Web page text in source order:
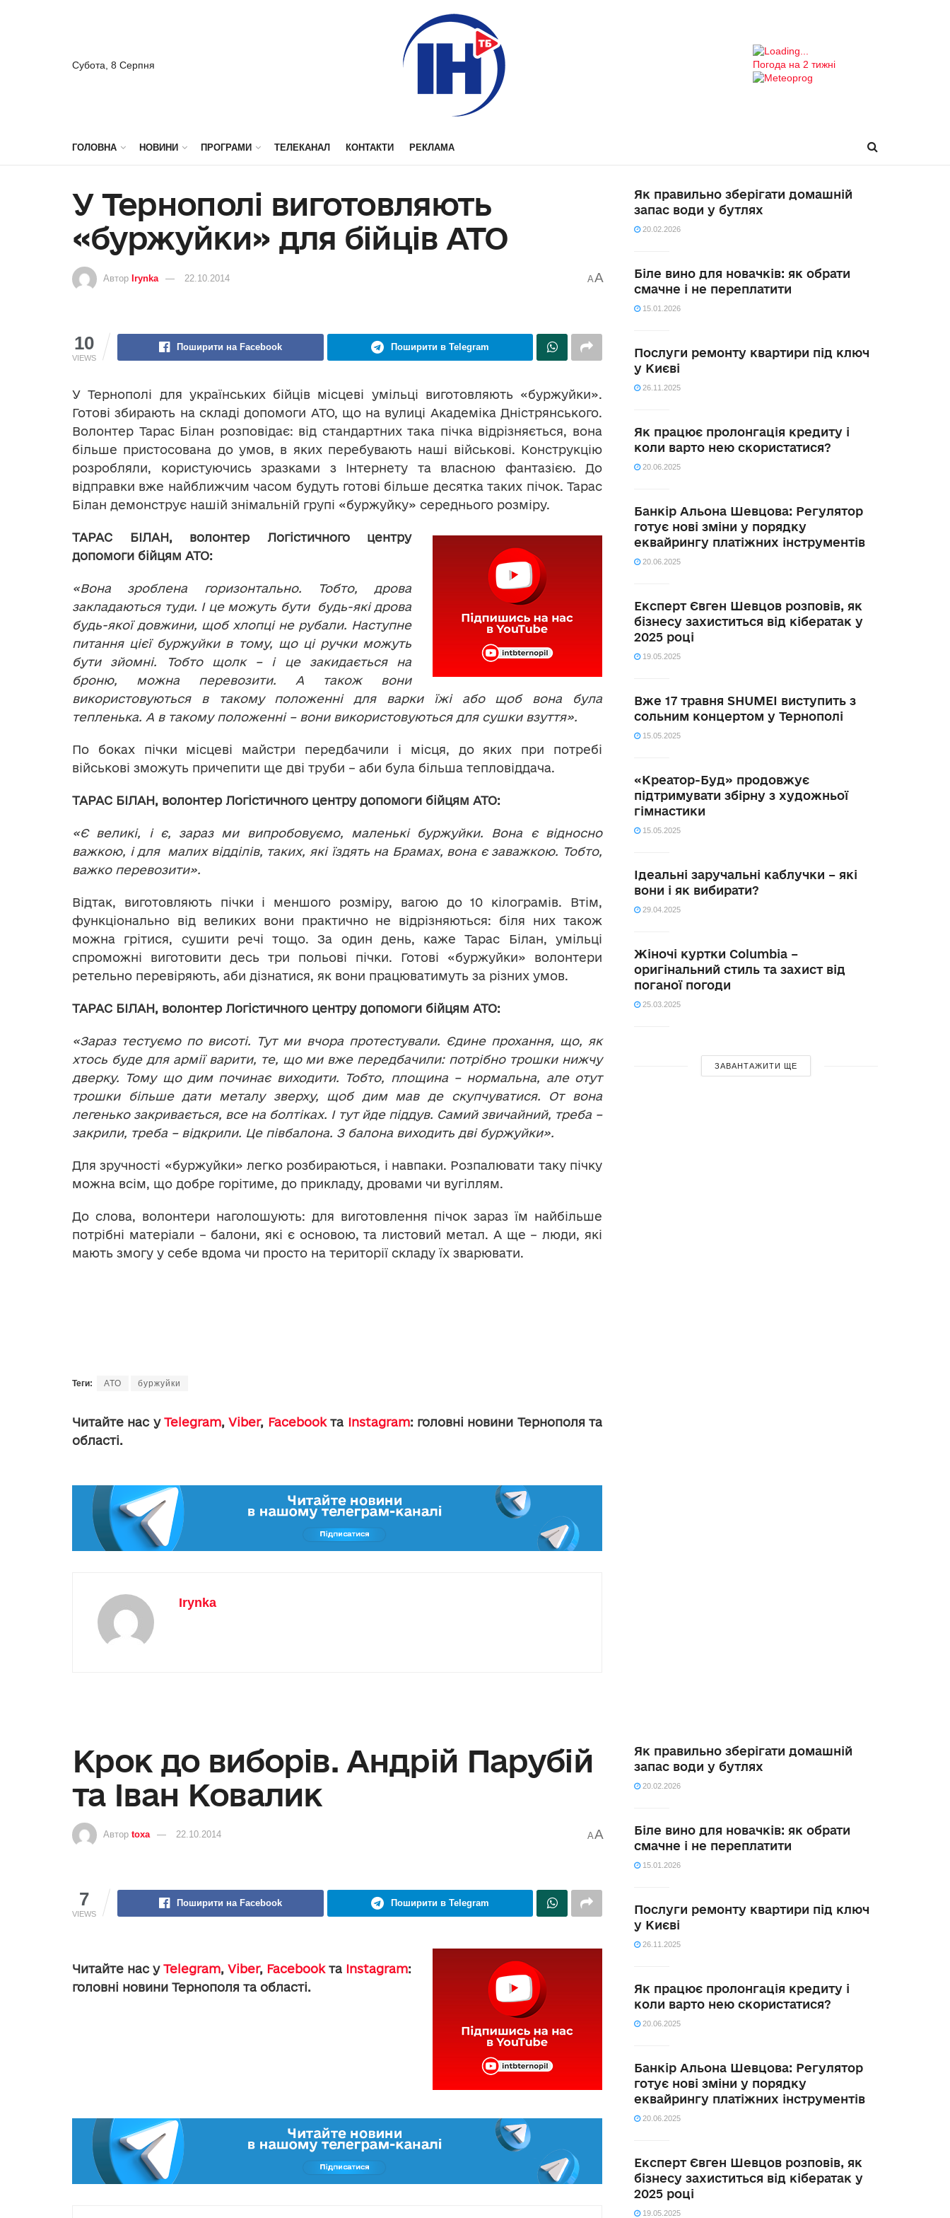
Субота, 8 Серпня Погода на 2 тижні
ГОЛОВНА НОВИНИ ПРОГРАМИ ТЕЛЕКАНАЛ КОНТАКТИ РЕКЛАМА
У Тернополі виготовляють
«буржуйки» для бійців АТО
Автор Irynka 22.10.2014 AA
10
VIEWS
Поширити на Facebook Поширити в Telegram
У Тернополі для українських бійців місцеві умільці виготовляють «буржуйки».
Готові збирають на складі допомоги АТО, що на вулиці Академіка Дністрянського.
Волонтер Тарас Білан розповідає: від стандартних така пічка відрізняється, вона
більше пристосована до умов, в яких перебувають наші військові. Конструкцію
розробляли, користуючись зразками з Інтернету та власною фантазією. До
відправки вже найближчим часом будуть готові більше десятка таких пічок. Тарас
Білан демонструє нашій знімальній групі «буржуйку» середнього розміру.
ТАРАС БІЛАН, волонтер Логістичного центру
допомоги бійцям АТО:
«Вона зроблена горизонтально. Тобто, дрова
закладаються туди. І це можуть бути будь-які дрова
будь-якої довжини, щоб хлопці не рубали. Наступне
питання цієї буржуйки в тому, що ці ручки можуть
бути зйомні. Тобто щолк – і це закидається на
броню, можна перевозити. А також вони
використовуються в такому положенні для варки їжі або щоб вона була
тепленька. А в такому положенні – вони використовуються для сушки взуття».
По боках пічки місцеві майстри передбачили і місця, до яких при потребі
військові зможуть причепити ще дві труби – аби була більша тепловіддача.
ТАРАС БІЛАН, волонтер Логістичного центру допомоги бійцям АТО:
«Є великі, і є, зараз ми випробовуємо, маленькі буржуйки. Вона є відносно
важкою, і для малих відділів, таких, які їздять на Брамах, вона є заважкою. Тобто,
важко перевозити».
Відтак, виготовляють пічки і меншого розміру, вагою до 10 кілограмів. Втім,
функціонально від великих вони практично не відрізняються: біля них також
можна грітися, сушити речі тощо. За один день, каже Тарас Білан, умільці
спроможні виготовити десь три польові пічки. Готові «буржуйки» волонтери
ретельно перевіряють, аби дізнатися, як вони працюватимуть за різних умов.
ТАРАС БІЛАН, волонтер Логістичного центру допомоги бійцям АТО:
«Зараз тестуємо по висоті. Тут ми вчора протестували. Єдине прохання, що, як
хтось буде для армії варити, те, що ми вже передбачили: потрібно трошки нижчу
дверку. Тому що дим починає виходити. Тобто, площина – нормальна, але отут
трошки більше дати металу зверху, щоб дим мав де скупчуватися. От вона
легенько закривається, все на болтіках. І тут йде піддув. Самий звичайний, треба –
закрили, треба – відкрили. Це півбалона. З балона виходить дві буржуйки».
Для зручності «буржуйки» легко розбираються, і навпаки. Розпалювати таку пічку
можна всім, що добре горітиме, до прикладу, дровами чи вугіллям.
До слова, волонтери наголошують: для виготовлення пічок зараз їм найбільше
потрібні матеріали – балони, які є основою, та листовий метал. А ще – люди, які
мають змогу у себе вдома чи просто на території складу їх зварювати.
Теги: АТО буржуйки
Читайте нас уTelegram,Viber, Facebookта Instagram: головні новини Тернополя та
області.
Irynka
Як правильно зберігати домашній
запас води у бутлях
20.02.2026
Біле вино для новачків: як обрати
смачне і не переплатити
15.01.2026
Послуги ремонту квартири під ключ
у Києві
26.11.2025
Як працює пролонгація кредиту і
коли варто нею скористатися?
20.06.2025
Банкір Альона Шевцова: Регулятор
готує нові зміни у порядку
еквайрингу платіжних інструментів
20.06.2025
Експерт Євген Шевцов розповів, як
бізнесу захиститься від кібератак у
2025 році
19.05.2025
Вже 17 травня SHUMEI виступить з
сольним концертом у Тернополі
15.05.2025
«Креатор-Буд» продовжує
підтримувати збірну з художньої
гімнастики
15.05.2025
Ідеальні заручальні каблучки – які
вони і як вибирати?
29.04.2025
Жіночі куртки Columbia –
оригінальний стиль та захист від
поганої погоди
25.03.2025
ЗАВАНТАЖИТИ ЩЕ
Крок до виборів. Андрій Парубій
та Іван Ковалик
Автор toxa 22.10.2014 AA
7
VIEWS
Поширити на Facebook Поширити в Telegram
Читайте нас у Telegram, Viber, Facebookта Instagram:
головні новини Тернополя та області.
Як правильно зберігати домашній
запас води у бутлях
20.02.2026
Біле вино для новачків: як обрати
смачне і не переплатити
15.01.2026
Послуги ремонту квартири під ключ
у Києві
26.11.2025
Як працює пролонгація кредиту і
коли варто нею скористатися?
20.06.2025
Банкір Альона Шевцова: Регулятор
готує нові зміни у порядку
еквайрингу платіжних інструментів
20.06.2025
Експерт Євген Шевцов розповів, як
бізнесу захиститься від кібератак у
2025 році
19.05.2025